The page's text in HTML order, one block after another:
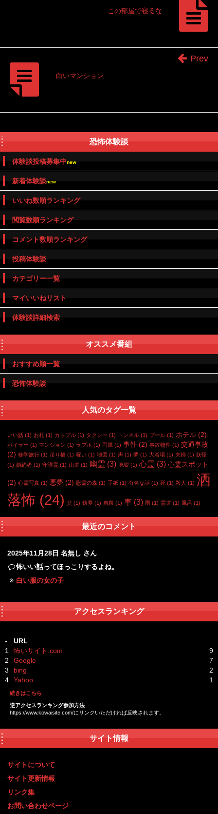
この部屋で寝るな
白いマンション
Prev
恐怖体験談
体験談投稿募集中new
新着体験談new
いいね数順ランキング
閲覧数順ランキング
コメント数順ランキング
投稿体験談
カテゴリー一覧
マイいいねリスト
体験談詳細検索
オススメ番組
おすすめ順一覧
恐怖体験談
人気のタグ一覧
いい話 (1) お札 (1) カップル (1) タクシー (1) トンネル (1) プール (1) ホテル (2)
ボイラー (1) マンション (1) ラブホ (1) 両親 (1) 事件 (2) 事故物件 (1) 交通事故
(2) 修学旅行 (1) 吊り橋 (1) 呪い (1) 地図 (1) 声 (1) 夢 (1) 大浴場 (1) 夫婦 (1) 妖怪
(1) 婚約者 (1) 守護霊 (1) 山道 (1) 幽霊 (3) 廃墟 (1) 心霊 (3) 心霊スポット
(2) 心霊写真 (1) 悪夢 (2) 慰霊の森 (1) 手紙 (1) 有名な話 (1) 死 (1) 殺人 (1) 洒
落怖 (24) 父 (1) 猿夢 (1) 自殺 (1) 車 (3) 雨 (1) 霊道 (1) 風呂 (1)
最近のコメント
2025年11月28日 名無し さん
怖いい話ってほっこりするよね。
白い服の女の子
アクセスランキング
-
URL
1
怖いサイト.com
9
2
Google
7
3
bing
2
4
Yahoo 1
続きはこちら
逆アクセスランキング参加方法
https://www.kowaisite.com/にリンクいただければ反映されます。
サイト情報
サイトについて
サイト更新情報
リンク集
お問い合わせページ